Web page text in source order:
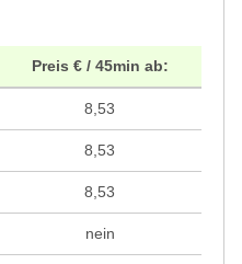
Preis € / 45min ab:
8,53
8,53
8,53
nein